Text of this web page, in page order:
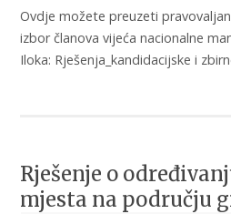
Ovdje možete preuzeti
izbor članova vijeća nacionalne
Iloka: Rješenja_kandidacijske i
Rješenje o
mjesta na području